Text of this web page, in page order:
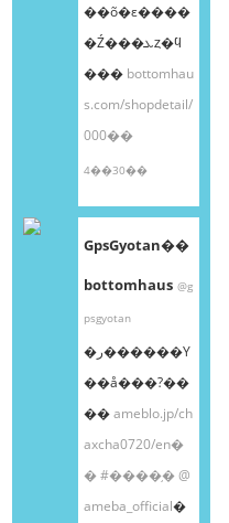
��õ�ε����
�Ź���ܥȥ�ϥ
��� bottomhau
s.com/shopdetail/
000��
4��30��
GpsGyotan��
bottomhaus @g
psgyotan
�ر������Υ
��å���?��
��ameblo.jp/ch
axcha0720/en�
�#����֥�@
ameba_official�